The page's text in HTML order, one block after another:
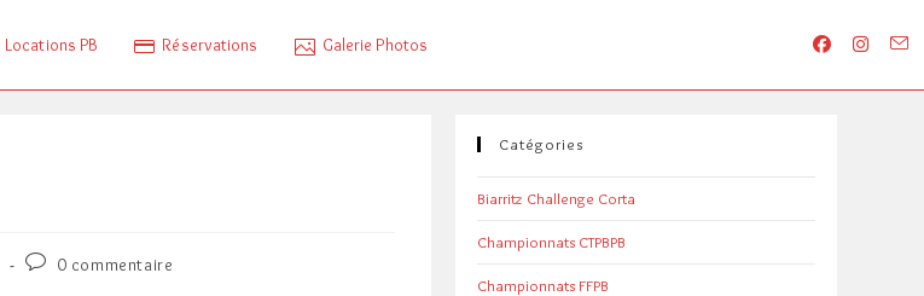
Locations PB Réservations Galerie Photos
Commentaires
0 commentaire
Catégories
Biarritz Challenge Corta
Championnats CTPBPB
Championnats FFPB